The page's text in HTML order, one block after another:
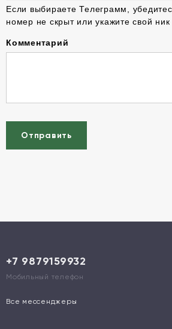
Если выбираете Телеграмм,
номер не скрыт или укажите свой
Комментарий
Отправить
+7 9879159932
Мобильный телефон
Все мессенджеры